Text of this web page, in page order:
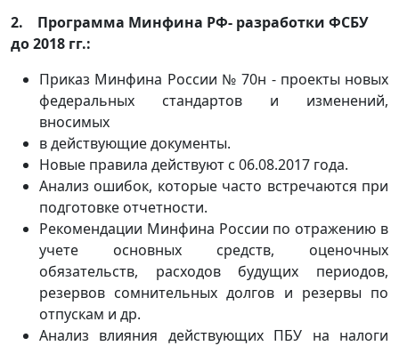
2. Программа Минфина РФ- разработки ФСБУ
до 2018 гг.:
Приказ Минфина России № 70н - проекты новых
федеральных стандартов и изменений,
вносимых
в действующие документы.
Новые правила действуют с 06.08.2017 года.
Анализ ошибок, которые часто встречаются при
подготовке отчетности.
Рекомендации Минфина России по отражению в
учете основных средств, оценочных
обязательств, расходов будущих периодов,
резервов сомнительных долгов и резервы по
отпускам и др.
Анализ влияния действующих ПБУ на налоги